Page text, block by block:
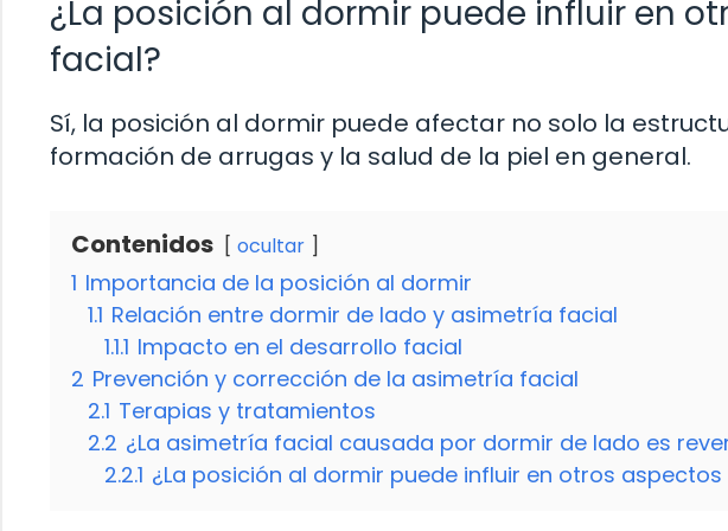
¿La posición al dormir puede influir en
facial?
Sí, la posición al dormir puede afectar no solo la
formación de arrugas y la salud de la piel en general.
Contenidos ocultar
1 Importancia de la posición al dormir
1.1 Relación entre dormir de lado y asimetría facial
1.1.1 Impacto en el desarrollo facial
2 Prevención y corrección de la asimetría facial
2.1 Terapias y tratamientos
2.2 ¿La asimetría facial causada por dormir de lado es
2.2.1 ¿La posición al dormir puede influir en otros